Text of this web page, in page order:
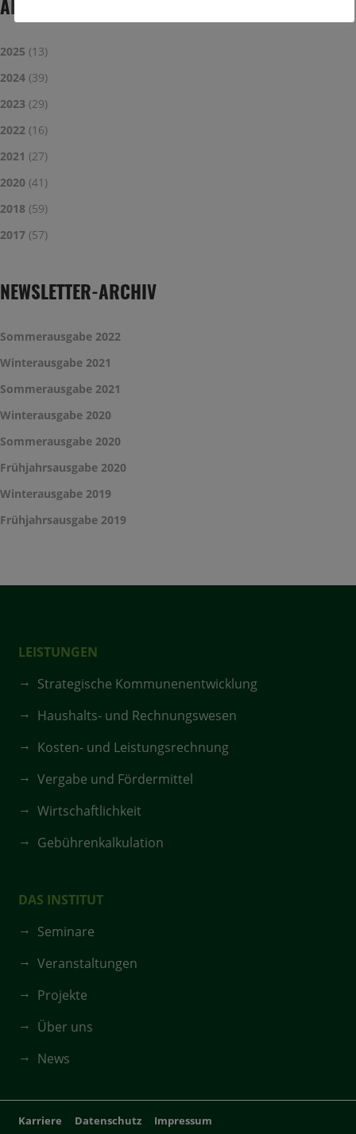
ARCHIV
2025 (13)
2024 (39)
2023 (29)
2022 (16)
2021 (27)
2020 (41)
2018 (59)
2017 (57)
NEWSLETTER-ARCHIV
Sommerausgabe 2022
Winterausgabe 2021
Sommerausgabe 2021
Winterausgabe 2020
Sommerausgabe 2020
Frühjahrsausgabe 2020
Winterausgabe 2019
Frühjahrsausgabe 2019
LEISTUNGEN
Strategische Kommunenentwicklung
Haushalts- und Rechnungswesen
Kosten- und Leistungsrechnung
Vergabe und Fördermittel
Wirtschaftlichkeit
Gebührenkalkulation
DAS INSTITUT
Seminare
Veranstaltungen
Projekte
Über uns
News
Karriere Datenschutz Impressum